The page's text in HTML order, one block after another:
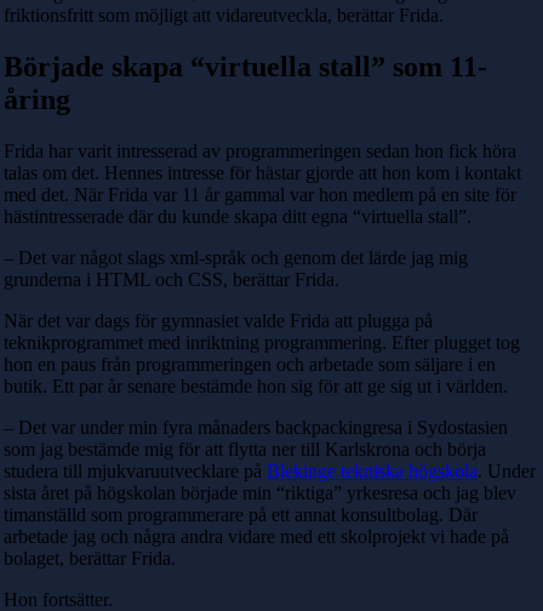
friktionsfritt som möjligt att vidareutveckla, berättar Frida.
Började skapa “virtuella stall” som 11-
åring
Frida har varit intresserad av programmeringen sedan hon fick höra
talas om det. Hennes intresse för hästar gjorde att hon kom i kontakt
med det. När Frida var 11 år gammal var hon medlem på en site för
hästintresserade där du kunde skapa ditt egna “virtuella stall”.
– Det var något slags xml-språk och genom det lärde jag mig
grunderna i HTML och CSS, berättar Frida.
När det var dags för gymnasiet valde Frida att plugga på
teknikprogrammet med inriktning programmering. Efter plugget tog
hon en paus från programmeringen och arbetade som säljare i en
butik. Ett par år senare bestämde hon sig för att ge sig ut i världen.
– Det var under min fyra månaders backpackingresa i Sydostasien
som jag bestämde mig för att flytta ner till Karlskrona och börja
studera till mjukvaruutvecklare på Blekinge tekniska högskola. Under
sista året på högskolan började min “riktiga” yrkesresa och jag blev
timanställd som programmerare på ett annat konsultbolag. Där
arbetade jag och några andra vidare med ett skolprojekt vi hade på
bolaget, berättar Frida.
Hon fortsätter.